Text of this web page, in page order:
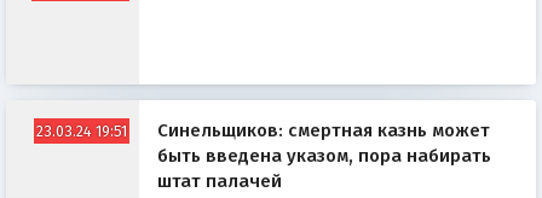
23.03.24 19:51
Синельщиков: смертная казнь может
быть введена указом, пора набирать
штат палачей